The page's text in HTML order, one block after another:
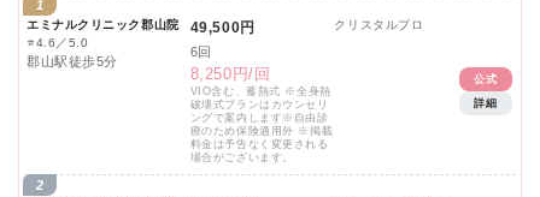
1
エミナルクリニック郡山院
⭐4.6／5.0
郡山駅徒歩5分
49,500円
6回
8,250円/回
VIO含む、蓄熱式 ※全身熱
破壊式プランはカウンセリ
ングで案内します※自由診
療のため保険適用外 ※掲載
料金は予告なく変更される
場合がございます。
クリスタルプロ
公式
詳細
2